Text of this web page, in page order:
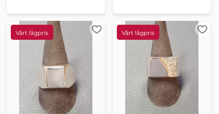
Lägg till i favoriter